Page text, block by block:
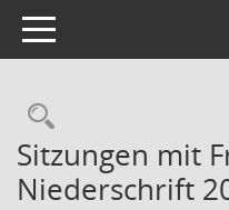
Toggle navigation
Sitzungen mit
Niederschrift